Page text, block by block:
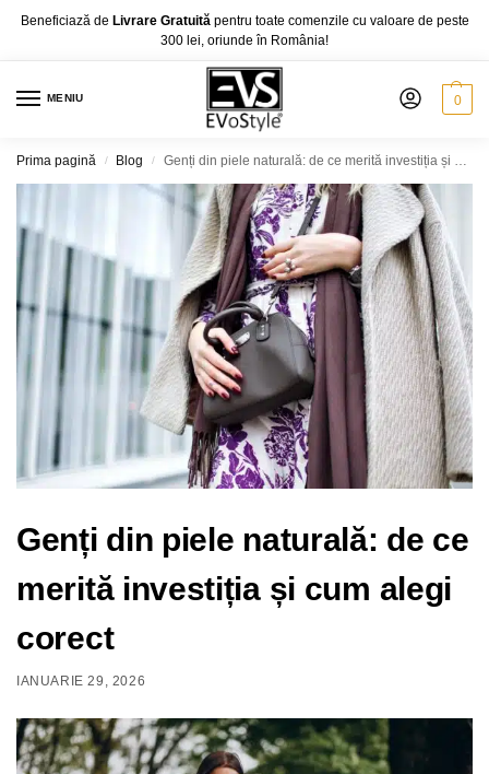
Beneficiază de Livrare Gratuită pentru toate comenzile cu valoare de peste
300 lei, oriunde în România!
MENIU 0
Prima pagină / Blog / Genți din piele naturală: de ce merită investiția și cum alegi corect
Genți din piele naturală: de ce
merită investiția și cum alegi
corect
IANUARIE 29, 2026